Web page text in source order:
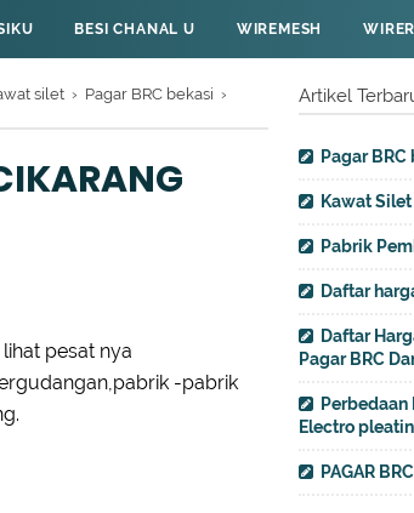
BESI CHANAL U WIREMESH
silet › Pagar BRC bekasi ›
pesat nya
-pabrik
Artikel
Pagar
Kawat Silet
Pabrik
Daftar
Daftar
Pagar BRC
Perbedaan
Electro
PAGAR